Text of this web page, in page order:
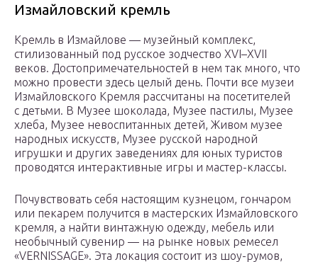
Измайловский кремль
Кремль в Измайлове — музейный комплекс,
стилизованный под русское зодчество XVI–XVII
веков. Достопримечательностей в нем так много, что
можно провести здесь целый день. Почти все музеи
Измайловского Кремля рассчитаны на посетителей
с детьми. В Музее шоколада, Музее пастилы, Музее
хлеба, Музее невоспитанных детей, Живом музее
народных искусств, Музее русской народной
игрушки и других заведениях для юных туристов
проводятся интерактивные игры и мастер-классы.
Почувствовать себя настоящим кузнецом, гончаром
или пекарем получится в мастерских Измайловского
кремля, а найти винтажную одежду, мебель или
необычный сувенир — на рынке новых ремесел
«VERNISSAGE». Эта локация состоит из шоу-румов,